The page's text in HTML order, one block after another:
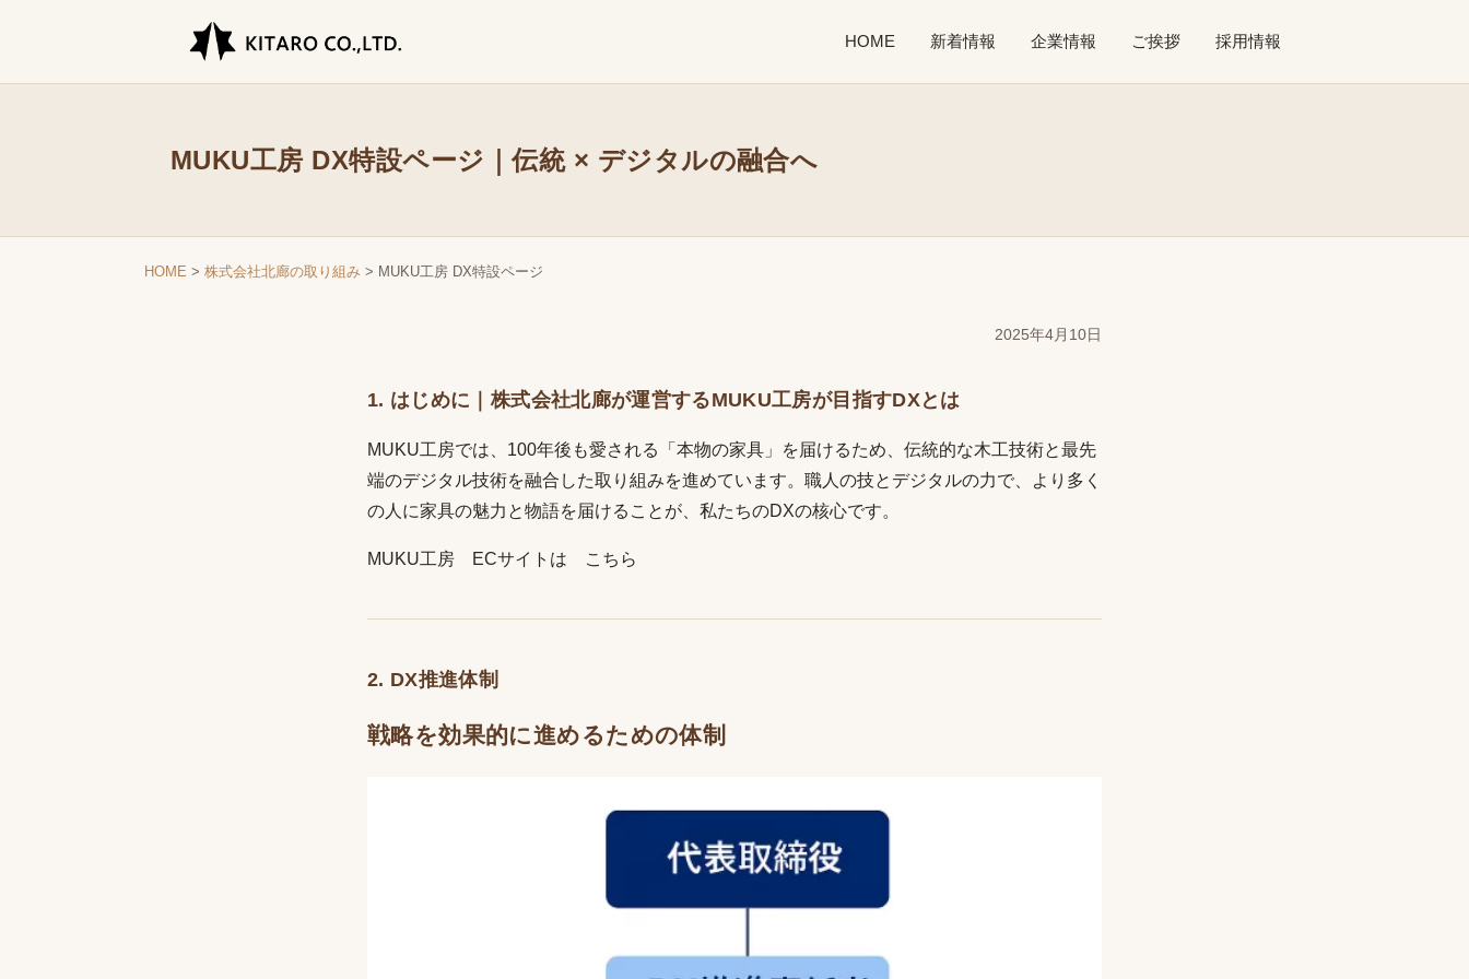
HOME 新着情報 企業情報 ご挨拶 採用情報
MUKU工房 DX特設ページ｜伝統 × デジタルの融合へ
HOME > 株式会社北廊の取り組み > MUKU工房 DX特設ページ
2025年4月10日
1. はじめに｜株式会社北廊が運営するMUKU工房が目指すDXとは
MUKU工房では、100年後も愛される「本物の家具」を届けるため、伝統的な木工技術と最先
端のデジタル技術を融合した取り組みを進めています。職人の技とデジタルの力で、より多く
の人に家具の魅力と物語を届けることが、私たちのDXの核心です。
MUKU工房 ECサイトは こちら
2. DX推進体制
戦略を効果的に進めるための体制